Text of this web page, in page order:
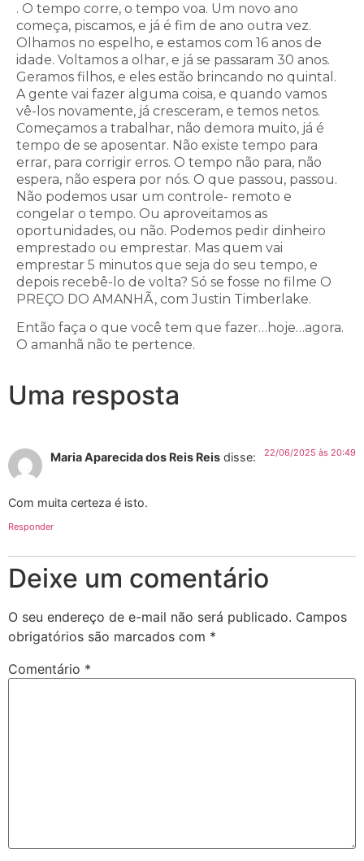
. O tempo corre, o tempo voa. Um novo ano
começa, piscamos, e já é fim de ano outra vez.
Olhamos no espelho, e estamos com 16 anos de
idade. Voltamos a olhar, e já se passaram 30 anos.
Geramos filhos, e eles estão brincando no quintal.
A gente vai fazer alguma coisa, e quando vamos
vê-los novamente, já cresceram, e temos netos.
Começamos a trabalhar, não demora muito, já é
tempo de se aposentar. Não existe tempo para
errar, para corrigir erros. O tempo não para, não
espera, não espera por nós. O que passou, passou.
Não podemos usar um controle- remoto e
congelar o tempo. Ou aproveitamos as
oportunidades, ou não. Podemos pedir dinheiro
emprestado ou emprestar. Mas quem vai
emprestar 5 minutos que seja do seu tempo, e
depois recebê-lo de volta? Só se fosse no filme O
PREÇO DO AMANHÃ, com Justin Timberlake.
Então faça o que você tem que fazer…hoje…agora.
O amanhã não te pertence.
Uma resposta
Maria Aparecida dos Reis Reis disse: 22/06/2025 às 20:49
Com muita certeza é isto.
Responder
Deixe um comentário
O seu endereço de e-mail não será publicado. Campos
obrigatórios são marcados com *
Comentário *